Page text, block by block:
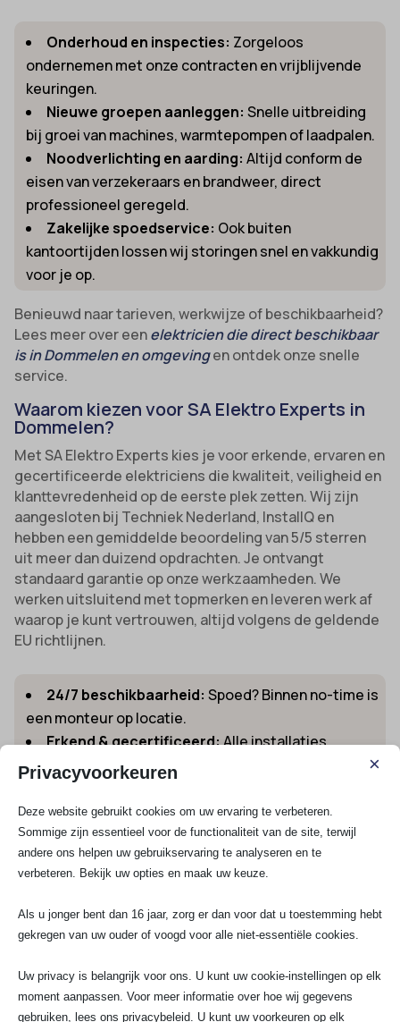
Onderhoud en inspecties: Zorgeloos
ondernemen met onze contracten en vrijblijvende
keuringen.
Nieuwe groepen aanleggen: Snelle uitbreiding
bij groei van machines, warmtepompen of laadpalen.
Noodverlichting en aarding: Altijd conform de
eisen van verzekeraars en brandweer, direct
professioneel geregeld.
Zakelijke spoedservice: Ook buiten
kantoortijden lossen wij storingen snel en vakkundig
voor je op.
Benieuwd naar tarieven, werkwijze of beschikbaarheid?
Lees meer over eenelektricien die direct beschikbaar
is in Dommelen en omgevingen ontdek onze snelle
service.
Waarom kiezen voor SA Elektro Experts in
Dommelen?
Met SA Elektro Experts kies je voor erkende, ervaren en
gecertificeerde elektriciens die kwaliteit, veiligheid en
klanttevredenheid op de eerste plek zetten. Wij zijn
aangesloten bij Techniek Nederland, InstallQ en
hebben een gemiddelde beoordeling van 5/5 sterren
uit meer dan duizend opdrachten. Je ontvangt
standaard garantie op onze werkzaamheden. We
werken uitsluitend met topmerken en leveren werk af
waarop je kunt vertrouwen, altijd volgens de geldende
EU richtlijnen.
24/7 beschikbaarheid: Spoed? Binnen no-time is
een monteur op locatie.
Erkend & gecertificeerd:Alle installaties
volgens NEN1010, NEN3140 en VCA vol normen.
Unieke garantie:
werkzaamheden.
Advies op maat:Altijd persoonlijk contact en
een oplossing die bij jouw situatie past.
Transparantie in prijzen:Altijd vooraf
Of je nu in Dommelen woont, werkt of onderneemt, een
eenvoudig eenmaatwerk offerte voor jouw klus in
Dommelenaan en ontvang snel duidelijkheid over de
Privacyvoorkeuren ×
Deze website gebruikt cookies om uw ervaring te verbeteren.
Sommige zijn essentieel voor de functionaliteit van de site, terwijl
andere ons helpen uw gebruikservaring te analyseren en te
verbeteren. Bekijk uw opties en maak uw keuze.
Als u jonger bent dan 16 jaar, zorg er dan voor dat u toestemming hebt
gekregen van uw ouder of voogd voor alle niet-essentiële cookies.
Uw privacy is belangrijk voor ons. U kunt uw cookie-instellingen op elk
moment aanpassen. Voor meer informatie over hoe wij gegevens
gebruiken, lees ons privacybeleid. U kunt uw voorkeuren op elk